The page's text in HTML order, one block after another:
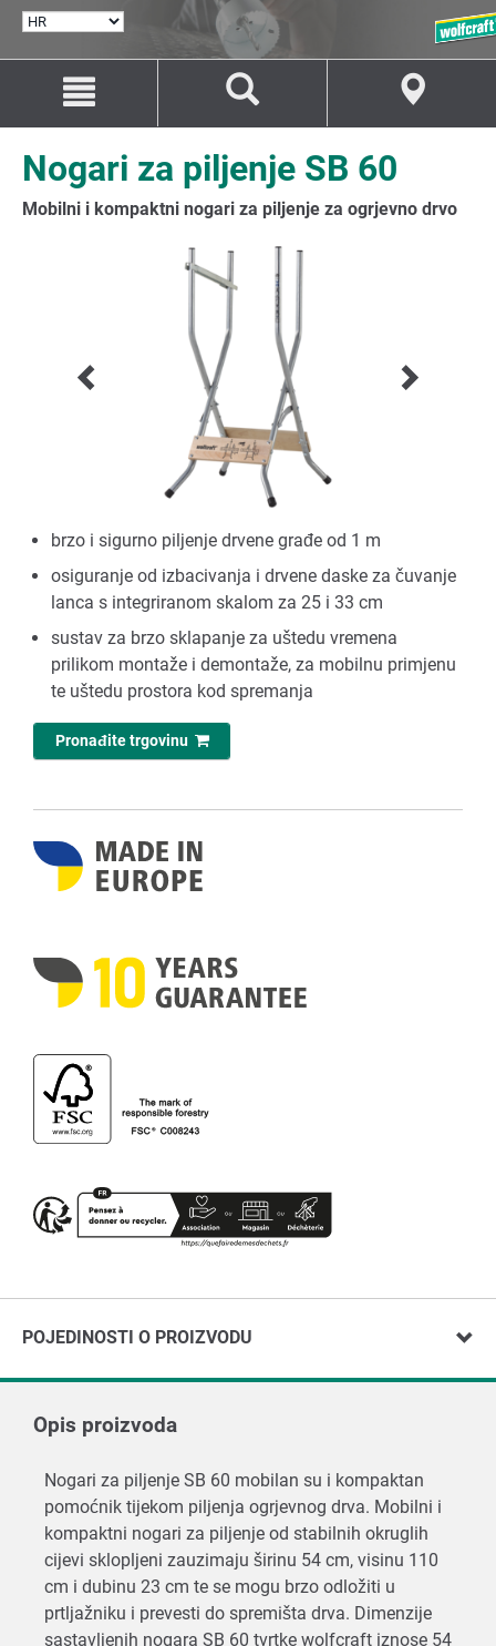
ODABERI
sadržaj
navigaciju
Nogari za piljenje SB 60
Mobilni i kompaktni nogari za piljenje za ogrjevno drvo
brzo i sigurno piljenje drvene građe od 1 m
osiguranje od izbacivanja i drvene daske za čuvanje
lanca s integriranom skalom za 25 i 33 cm
sustav za brzo sklapanje za uštedu vremena
prilikom montaže i demontaže, za mobilnu primjenu
te uštedu prostora kod spremanja
Pronađite trgovinu
POJEDINOSTI O PROIZVODU
Opis proizvoda
Nogari za piljenje SB 60 mobilan su i kompaktan
pomoćnik tijekom piljenja ogrjevnog drva. Mobilni i
kompaktni nogari za piljenje od stabilnih okruglih
cijevi sklopljeni zauzimaju širinu 54 cm, visinu 110
cm i dubinu 23 cm te se mogu brzo odložiti u
prtljažniku i prevesti do spremišta drva. Dimenzije
sastavljenih nogara SB 60 tvrtke wolfcraft iznose 54